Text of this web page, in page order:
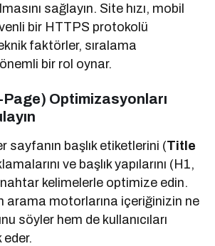
sağlayın. Site hızı, mobil
bir HTTPS protokolü
faktörler, sıralama
bir rol oynar.
Optimizasyonları
sayfanın başlık etiketlerini (Title
ve başlık yapılarını (H1,
kelimelerle optimize edin.
arama motorlarına içeriğinizin ne
söyler hem de kullanıcıları
eder.